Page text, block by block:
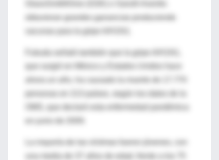
obtuvieran grandes ganancias produciendo
que surgió en México y Estados Unidos hace
personas en 213 países, según los datos de la
La mayoría de las víctimas fueron jóvenes, con